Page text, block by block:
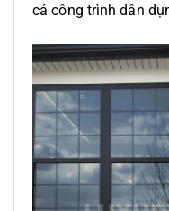
cả công trình dân